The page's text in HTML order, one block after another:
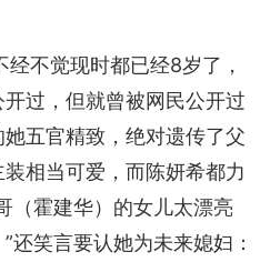
不觉现时都已经8岁了，
过，但就曾被网民公开过
五官精致，绝对遗传了父
相当可爱，而陈妍希都力
（霍建华）的女儿太漂亮
还笑言要认她为未来媳妇：